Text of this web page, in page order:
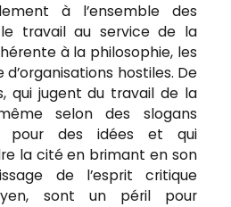
à l’ensemble des
travail au service de la
à la philosophie, les
hostiles. De
qui jugent du travail de la
selon des slogans
pour des idées et qui
la cité en brimant en son
de l’esprit critique
sont un péril pour